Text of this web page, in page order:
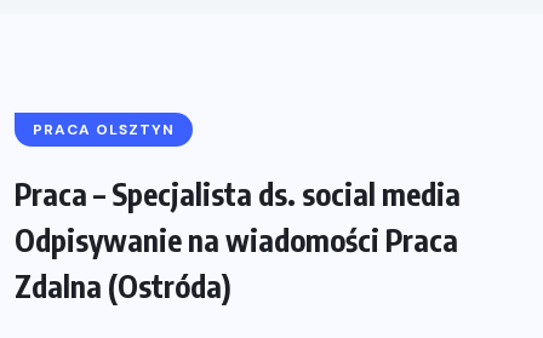
PRACA OLSZTYN
Praca – Specjalista ds. social media
Odpisywanie na wiadomości Praca
Zdalna (Ostróda)